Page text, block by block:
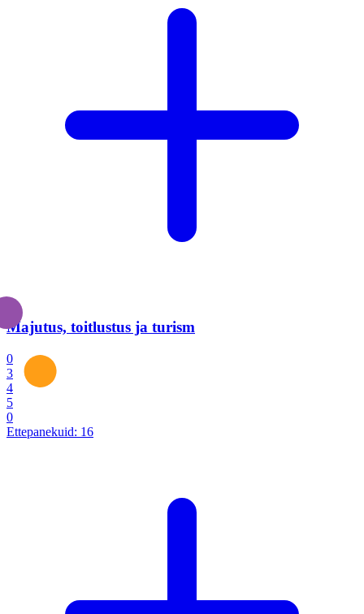
Majutus, toitlustus ja turism
0
3
4
5
0
Ettepanekuid: 16